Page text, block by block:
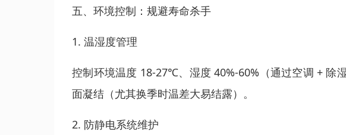
五、环境控制：规避寿命杀手
1. 温湿度管理
控制环境温度 18-27℃、湿度 40%-60%（通过空调 + 除
面凝结（尤其换季时温差大易结露）。
2. 防静电系统维护